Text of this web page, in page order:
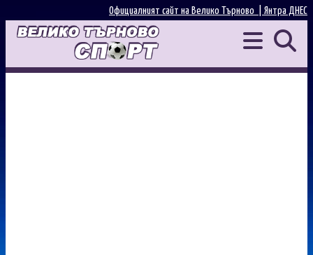
Янтра ДНЕС
Официалният сайт на Велико Търново |